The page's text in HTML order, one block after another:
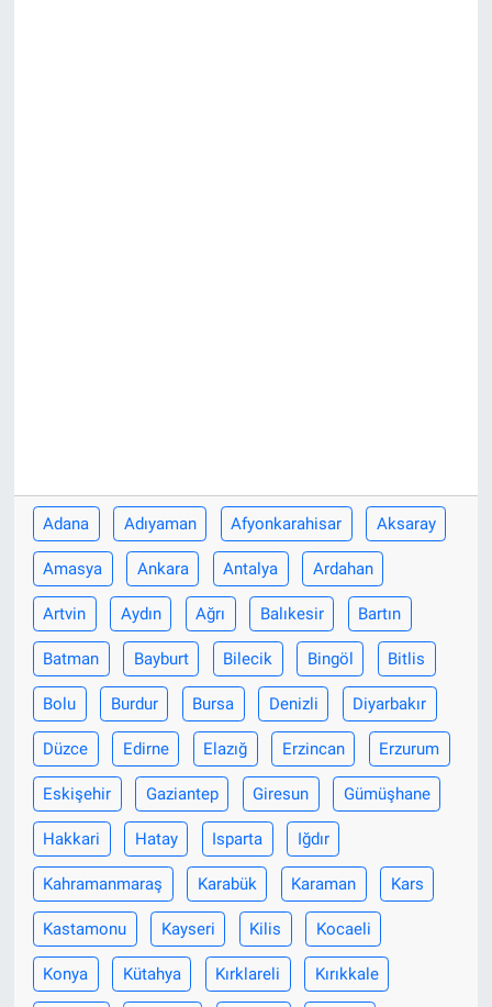
Adana Adıyaman Afyonkarahisar Aksaray
Amasya Ankara Antalya Ardahan
Artvin Aydın Ağrı Balıkesir Bartın
Batman Bayburt Bilecik Bingöl Bitlis
Bolu Burdur Bursa Denizli Diyarbakır
Düzce Edirne Elazığ Erzincan Erzurum
Eskişehir Gaziantep Giresun Gümüşhane
Hakkari Hatay Isparta Iğdır
Kahramanmaraş Karabük Karaman Kars
Kastamonu Kayseri Kilis Kocaeli
Konya Kütahya Kırklareli Kırıkkale